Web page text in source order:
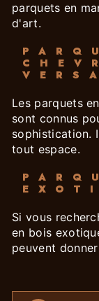
parquets en
d'art.
Les parquets
sont connus
sophistication.
tout espace.
Si vous
en bois
peuvent